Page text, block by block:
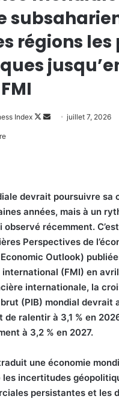
régions les
Index
Follow
Envoyerjuillet 7, 2026
devrait poursuivre sa
années, mais à un
observé récemment.
Perspectives de
Outlook)
international (FMI) en
internationale, la
(PIB) mondial devrait
de ralentir à 3,1 % en
à 3,2 % en 2027.
une économie
les incertitudes
persistantes et les